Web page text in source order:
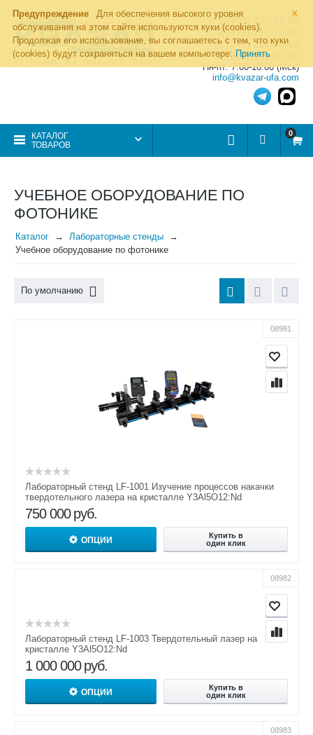
×
Предупреждение
Для обеспечения высокого уровня
обслуживания на этом сайте используются куки (cookies).
Продолжая его использование, вы соглашаетесь с тем, что куки
(cookies) будут сохраняться на вашем компьютере: Принять
8 (800) 700-19-50
8 (495) 255-77-08
8 (347) 225-00-52
8 (986) 963-95-80
Пн-пт: 7.00-16.00 (Мск)
info@kvazar-ufa.com
КАТАЛОГ
ТОВАРОВ
0
УЧЕБНОЕ ОБОРУДОВАНИЕ ПО
ФОТОНИКЕ
Каталог
Лабораторные стенды
Учебное оборудование по фотонике
По умолчанию
08981
Лабораторный стенд LF-1001 Изучение процессов накачки
твердотельного лазера на кристалле Y3Al5O12:Nd
750 000 руб.
ОПЦИИ
Купить в
один клик
08982
Лабораторный стенд LF-1003 Твердотельный лазер на
кристалле Y3Al5O12:Nd
1 000 000 руб.
ОПЦИИ
Купить в
один клик
08983